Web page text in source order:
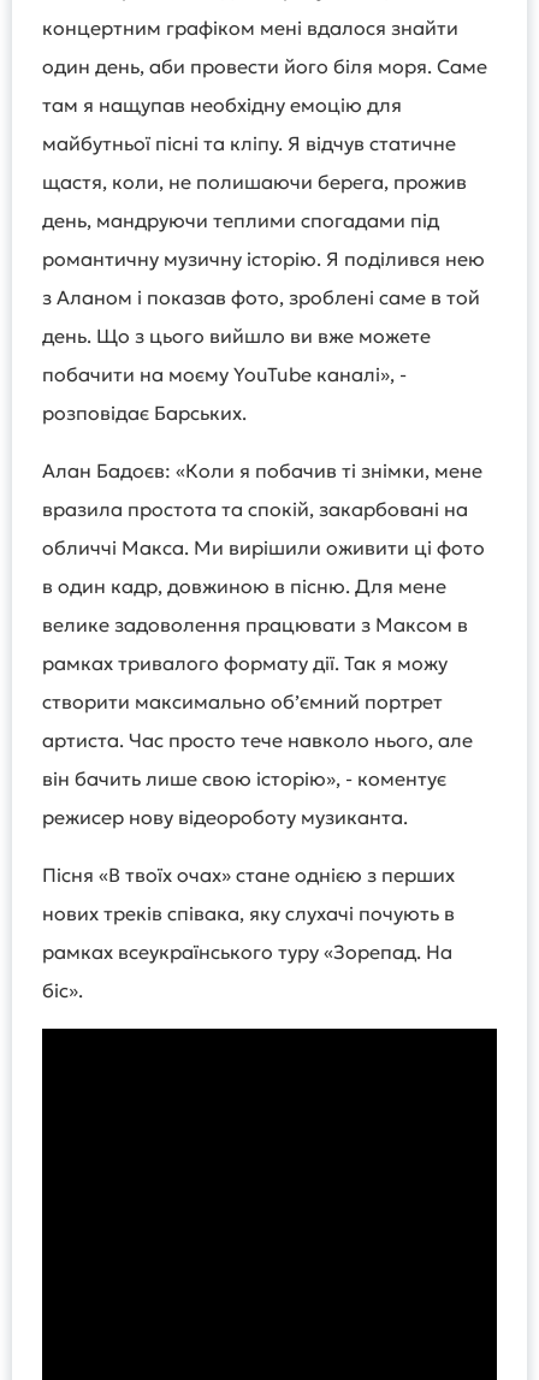
концертним графіком мені вдалося знайти
один день, аби провести його біля моря. Саме
там я нащупав необхідну емоцію для
майбутньої пісні та кліпу. Я відчув статичне
щастя, коли, не полишаючи берега, прожив
день, мандруючи теплими спогадами під
романтичну музичну історію. Я поділився нею
з Аланом і показав фото, зроблені саме в той
день. Що з цього вийшло ви вже можете
побачити на моєму YouTube каналі», -
розповідає Барських.
Алан Бадоєв: «Коли я побачив ті знімки, мене
вразила простота та спокій, закарбовані на
обличчі Макса. Ми вирішили оживити ці фото
в один кадр, довжиною в пісню. Для мене
велике задоволення працювати з Максом в
рамках тривалого формату дії. Так я можу
створити максимально об’ємний портрет
артиста. Час просто тече навколо нього, але
він бачить лише свою історію», - коментує
режисер нову відеороботу музиканта.
Пісня «В твоїх очах» стане однією з перших
нових треків співака, яку слухачі почують в
рамках всеукраїнського туру «Зорепад. На
біс».